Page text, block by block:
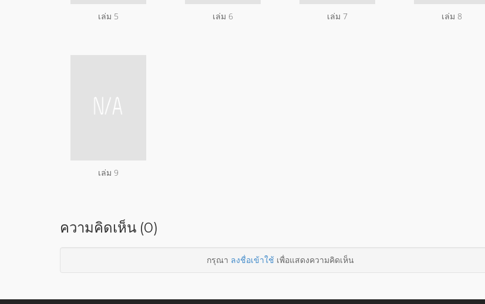
เล่ม 5 เล่ม 6 เล่ม 7 เล่ม 8
เล่ม 9
ความคิดเห็น (0)
กรุณา ลงชื่อเข้าใช้เพื่อแสดงความคิดเห็น